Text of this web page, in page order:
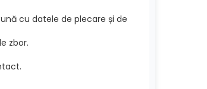
cu datele de plecare și de
zbor.